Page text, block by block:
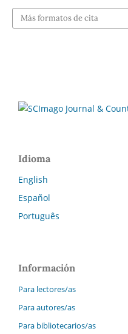
Más formatos de cita
Idioma
English
Español
Português
Información
Para lectores/as
Para autores/as
Para bibliotecarios/as